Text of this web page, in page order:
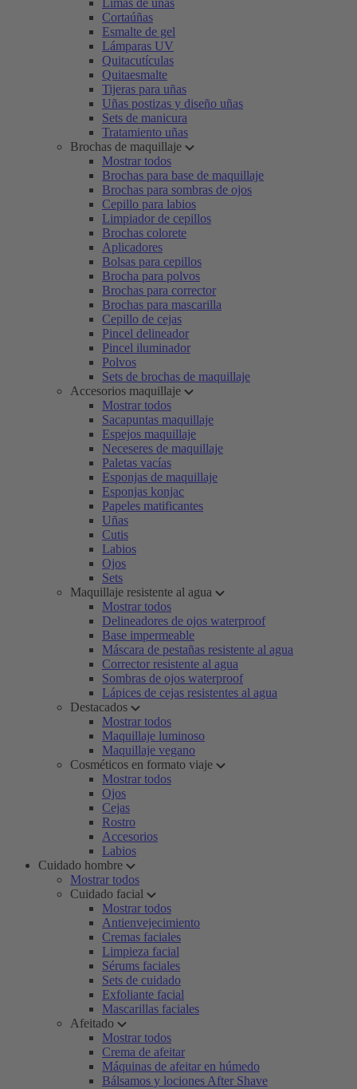
Limas de uñas
Cortaúñas
Esmalte de gel
Lámparas UV
Quitacutículas
Quitaesmalte
Tijeras para uñas
Uñas postizas y diseño uñas
Sets de manicura
Tratamiento uñas
Brochas de maquillaje
Mostrar todos
Brochas para base de maquillaje
Brochas para sombras de ojos
Cepillo para labios
Limpiador de cepillos
Brochas colorete
Aplicadores
Bolsas para cepillos
Brocha para polvos
Brochas para corrector
Brochas para mascarilla
Cepillo de cejas
Pincel delineador
Pincel iluminador
Polvos
Sets de brochas de maquillaje
Accesorios maquillaje
Mostrar todos
Sacapuntas maquillaje
Espejos maquillaje
Neceseres de maquillaje
Paletas vacías
Esponjas de maquillaje
Esponjas konjac
Papeles matificantes
Uñas
Cutis
Labios
Ojos
Sets
Maquillaje resistente al agua
Mostrar todos
Delineadores de ojos waterproof
Base impermeable
Máscara de pestañas resistente al agua
Corrector resistente al agua
Sombras de ojos waterproof
Lápices de cejas resistentes al agua
Destacados
Mostrar todos
Maquillaje luminoso
Maquillaje vegano
Cosméticos en formato viaje
Mostrar todos
Ojos
Cejas
Rostro
Accesorios
Labios
Cuidado hombre
Mostrar todos
Cuidado facial
Mostrar todos
Antienvejecimiento
Cremas faciales
Limpieza facial
Sérums faciales
Sets de cuidado
Exfoliante facial
Mascarillas faciales
Afeitado
Mostrar todos
Crema de afeitar
Máquinas de afeitar en húmedo
Bálsamos y lociones After Shave